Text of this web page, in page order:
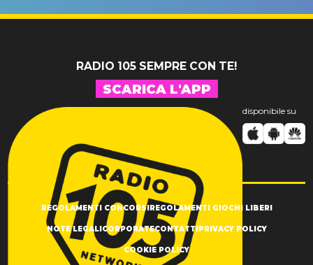
RADIO 105 SEMPRE CON TE!
SCARICA L'APP
disponibile su
REGOLAMENTI CONCORSIREGOLAMENTI GIOCHI LIBERI
NOTE LEGALICORPORATECONTATTIPRIVACY POLICY
COOKIE POLICY